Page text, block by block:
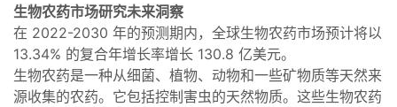
生物农药市场研究未来洞察
在 2022-2030 年的预测期内，全球生物农药市场预计将以
13.34% 的复合年增长率增长 130.8 亿美元。
生物农药是一种从细菌、植物、动物和一些矿物质等天然来
源收集的农药。它包括控制害虫的天然物质。这些生物农药